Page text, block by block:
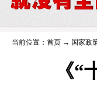
当前位置： 首页 → 国家政
《